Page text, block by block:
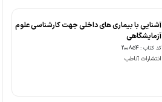
آشنایی با بیماری های داخلی جهت کارشناسی علوم
آزمایشگاهی
کد کتاب : 200854
انتشارات آناطب